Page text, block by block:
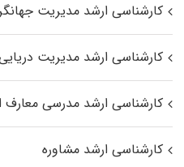
کارشناسی ارشد مدیریت
کارشناسی ارشد مدیریت
کارشناسی ارشد مدرسی معارف
کارشناسی ارشد مشاوره